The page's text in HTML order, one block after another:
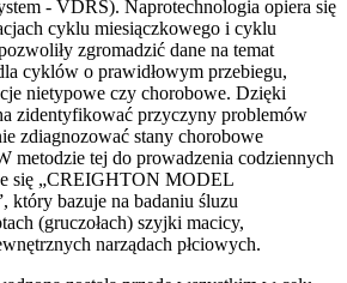
- VDRS). Naprotechnologia opiera się
cyklu miesiączkowego i cyklu
zgromadzić dane na temat
cyklów o prawidłowym przebiegu,
nietypowe czy chorobowe. Dzięki
zidentyfikować przyczyny problemów
zdiagnozować stany chorobowe
metodzie tej do prowadzenia codziennych
się „CREIGHTON MODEL
który bazuje na badaniu śluzu
(gruczołach) szyjki macicy,
narządach płciowych.